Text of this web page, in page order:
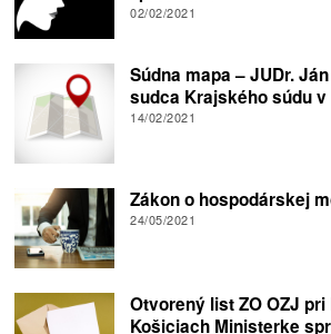
02/02/2021
Súdna mapa – JUDr.
sudca Krajského súdu v
14/02/2021
Zákon o hospodárskej
24/05/2021
Otvorený list ZO OZJ
Košiciach Ministerke